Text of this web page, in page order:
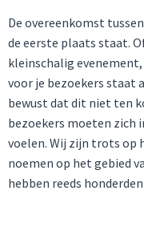
De overeenkomst
de eerste plaats staat.
kleinschalig
voor je bezoekers staat
bewust dat dit niet ten
bezoekers moeten zich
voelen. Wij zijn trots op
noemen op het gebied
hebben reeds